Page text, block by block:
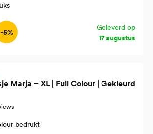
-5%
Geleverd op
17 augustus
Marja – XL | Full Colour | Gekleurd
bedrukt